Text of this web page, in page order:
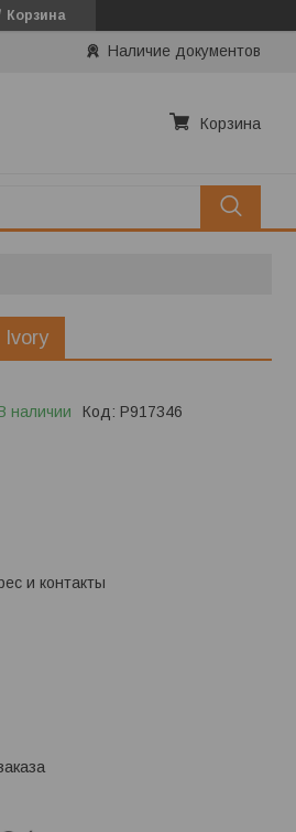
Корзина
Наличие документов
Корзина
Ivory
наличии Код: P917346
и контакты